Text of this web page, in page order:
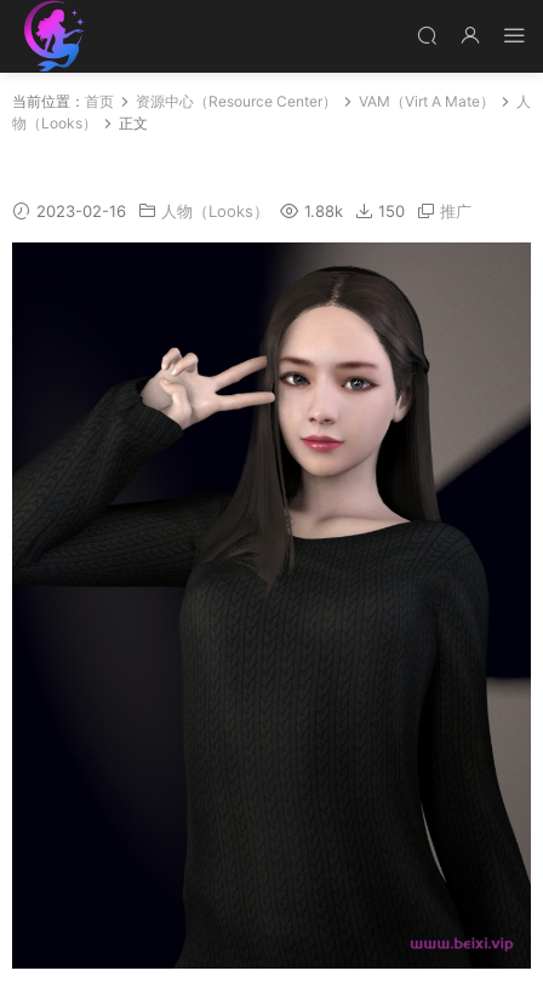
当前位置： 首页 资源中心（Resource Center） VAM（Virt A Mate）
人
物（Looks）
正文
2023-02-16 人物（Looks） 1.88k 150 推广